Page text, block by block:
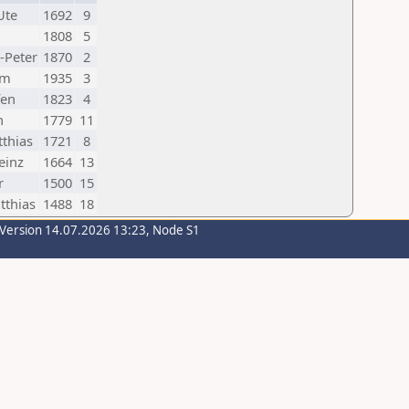
1692 9
1808
5
Peter 1870 2
1935 3
1823 4
1779 11
1721
8
1664 13
1500 15
1488 18
14.07.2026 13:23, Node S1